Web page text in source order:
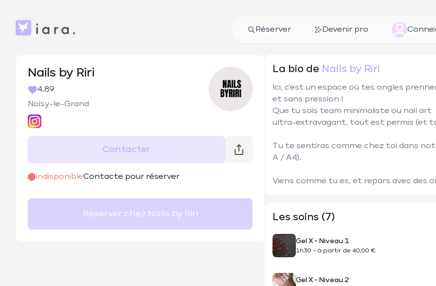
Réserver Devenir pro
Nails by Riri
4.89
Noisy-le-Grand
Contacter
IndisponibleContacte pour réserver
@by.ririnails
Réserver chez Nails by Riri
La bio de Nails by Riri
Ici, c'est un espace où tes ongles
et sans pression !
Que tu sois team minimaliste ou nail art
ultra-extravagant, tout est permis (et
Tu te sentiras comme chez toi dans
A / A4).
Les soins (7)
Gel X - Niveau 1
1h30 - à partir de 40,00 €
Gel X - Niveau 2